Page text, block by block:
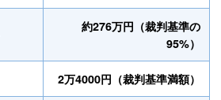
約276万円（裁判基準の
95%）
2万4000円（裁判基準満額）